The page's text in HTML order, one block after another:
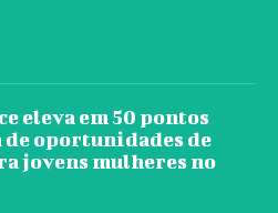
eleva em 50 pontos
oportunidades de
jovens mulheres no